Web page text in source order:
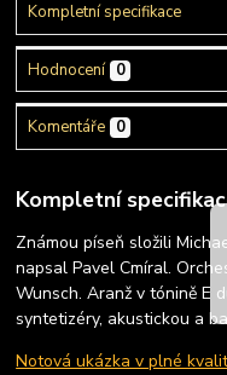
Kompletní specifikace
Hodnocení 0
Komentáře 0
Kompletní
Známou píseň složili
napsal Pavel Cmíral.
Wunsch. Aranž v tónině E
syntetizéry, akustickou a
Notová ukázka v plné